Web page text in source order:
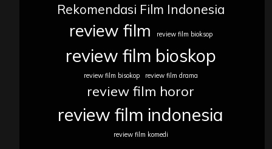
Rekomendasi Film Indonesia
review film review film bioksop
review film bioskop
review film bisokop review film drama
review film horor
review film indonesia
review film komedi